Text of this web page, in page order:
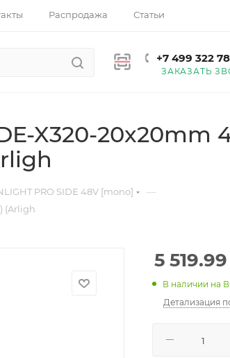
Распродажа Статьи
+7 499 322
ЗАКАЗАТЬ
X320-20x20mm
PRO SIDE 48V [mono] —
(Arligh
5 519.99
В наличии на
Детализация